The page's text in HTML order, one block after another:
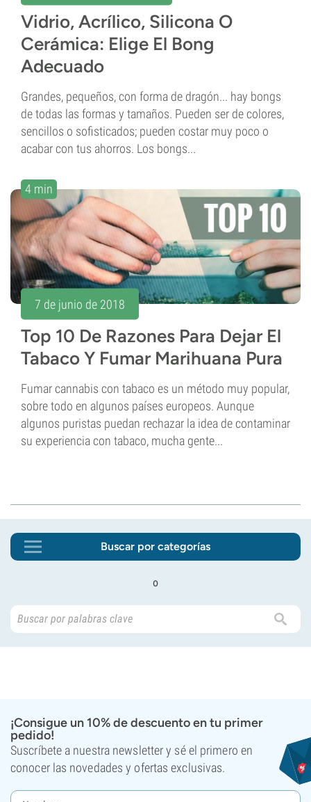
Vidrio, Acrílico, Silicona O
Cerámica: Elige El Bong
Adecuado
Grandes, pequeños, con forma de dragón... hay bongs
de todas las formas y tamaños. Pueden ser de colores,
sencillos o sofisticados; pueden costar muy poco o
acabar con tus ahorros. Los bongs...
4 min
7 de junio de 2018
Top 10 De Razones Para Dejar El
Tabaco Y Fumar Marihuana Pura
Fumar cannabis con tabaco es un método muy popular,
sobre todo en algunos países europeos. Aunque
algunos puristas puedan rechazar la idea de contaminar
su experiencia con tabaco, mucha gente...
Buscar por categorías
o
¡Consigue un 10% de descuento en tu primer
pedido!
Suscríbete a nuestra newsletter y sé el primero en
conocer las novedades y ofertas exclusivas.